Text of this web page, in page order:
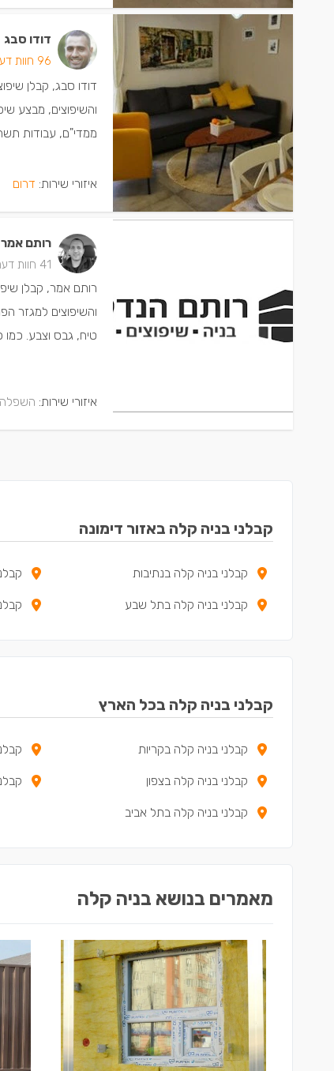
דודו סבג
96 חוות דעת
והשיפוצים, מבצע
ממדי"ם, עבודות
איזורי שירות: דרום
רותם אמר
41 חוות דעת
רותם אמר, קבלן
והשיפוצים למגזר
טיח, גבס וצבע. כמו
איזורי שירות: השפלה
קבלני בניה קלה באזור דימונה
קבלני בניה קלה בנתיבות
קבלני בניה קלה בתל שבע
קבלני בניה קלה בכל הארץ
קבלני בניה קלה בקריות
קבלני בניה קלה בצפון
קבלני בניה קלה בתל אביב
מאמרים בנושא בניה קלה